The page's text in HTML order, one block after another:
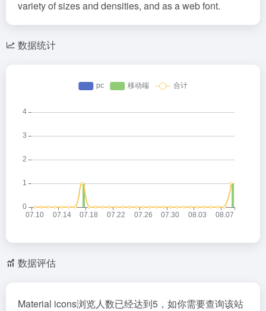
variety of sizes and densities, and as a web font.
数据统计
数据评估
Material icons浏览人数已经达到5，如你需要查询该站